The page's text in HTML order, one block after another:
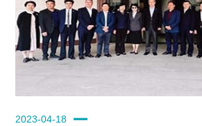
2023-04-18